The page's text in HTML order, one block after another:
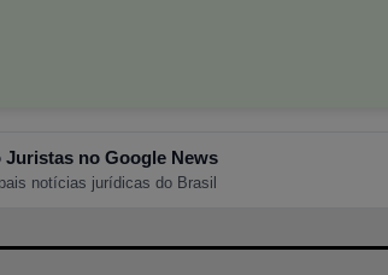
Juristas no Google News
notícias jurídicas do Brasil